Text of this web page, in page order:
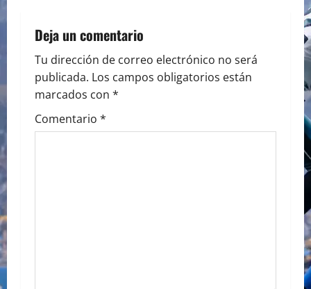
a
v
i
g
Deja un comentario
Tu dirección de correo electrónico no será
publicada. Los campos obligatorios están
marcados con *
Comentario *